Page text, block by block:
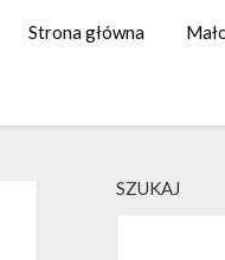
Strona główna
SZUKAJ